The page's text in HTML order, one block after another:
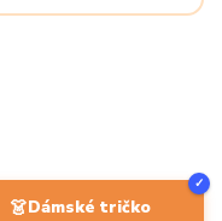
👗Dámské tričko
✓